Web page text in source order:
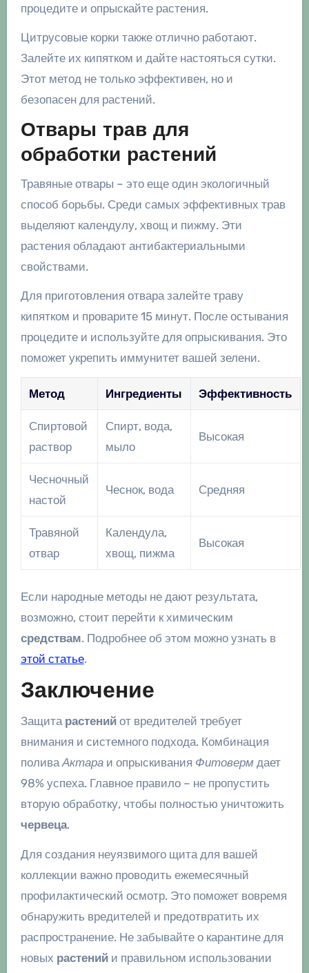
процедите и опрыскайте растения.
Цитрусовые корки также отлично работают.
Залейте их кипятком и дайте настояться сутки.
Этот метод не только эффективен, но и
безопасен для растений.
Отвары трав для
обработки растений
Травяные отвары – это еще один экологичный
способ борьбы. Среди самых эффективных трав
выделяют календулу, хвощ и пижму. Эти
растения обладают антибактериальными
свойствами.
Для приготовления отвара залейте траву
кипятком и проварите 15 минут. После остывания
процедите и используйте для опрыскивания. Это
поможет укрепить иммунитет вашей зелени.
Метод Ингредиенты Эффективность
Спиртовой
раствор
Спирт, вода,
мыло
Высокая
Чесночный
настой
Чеснок, вода Средняя
Травяной
отвар
Календула,
хвощ, пижма
Высокая
Если народные методы не дают результата,
возможно, стоит перейти к химическим
средствам. Подробнее об этом можно узнать в
этой статье.
Заключение
Защита растенийот вредителей требует
внимания и системного подхода. Комбинация
поливаАктараи опрыскивания Фитовермдает
98% успеха. Главное правило – не пропустить
вторую обработку, чтобы полностью уничтожить
червеца.
Для создания неуязвимого щита для вашей
коллекции важно проводить ежемесячный
профилактический осмотр. Это поможет вовремя
обнаружить вредителей и предотвратить их
распространение. Не забывайте о карантине для
новых растенийи правильном использовании